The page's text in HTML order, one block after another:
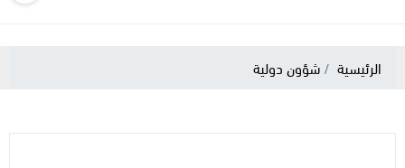
الرئيسية شؤون دولية